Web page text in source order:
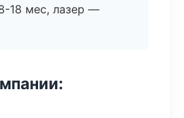
18 мес, лазер —